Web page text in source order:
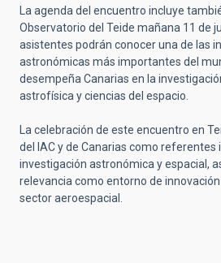
La agenda del encuentro incluye
Observatorio del Teide mañana 11 de
asistentes podrán conocer una de las
astronómicas más importantes del
desempeña Canarias en la
astrofísica y ciencias del espacio.
La celebración de este encuentro en
del IAC y de Canarias como referentes
investigación astronómica y espacial,
relevancia como entorno de
sector aeroespacial.